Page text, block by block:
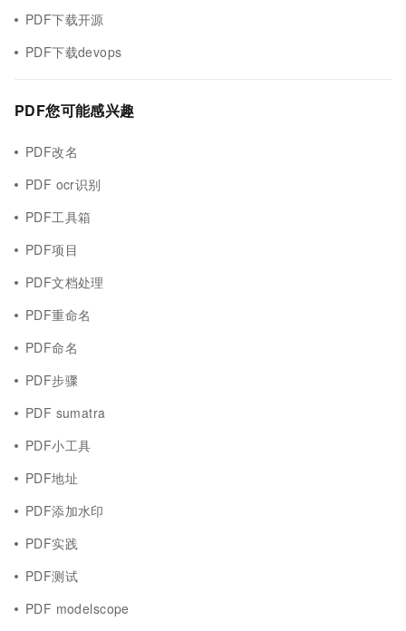
PDF下载开源
PDF下载devops
PDF您可能感兴趣
PDF改名
PDF ocr识别
PDF工具箱
PDF项目
PDF文档处理
PDF重命名
PDF命名
PDF步骤
PDF sumatra
PDF小工具
PDF地址
PDF添加水印
PDF实践
PDF测试
PDF modelscope